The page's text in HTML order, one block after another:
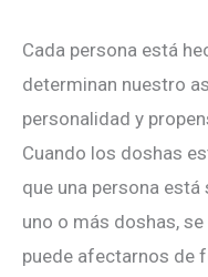
Cada persona está
determinan nuestro
personalidad y
Cuando los doshas
que una persona está
uno o más doshas,
puede afectarnos de